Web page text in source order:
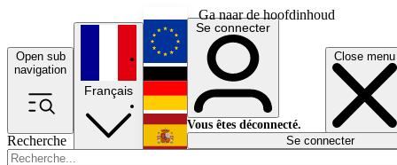
Ga naar de hoofdinhoud
Open sub
navigation
Close menu
Recherche
Français
English
Deutsch
Español
Se connecter
Vous êtes déconnecté.
Se connecter